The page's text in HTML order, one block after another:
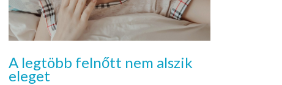
A legtöbb felnőtt nem alszik
eleget